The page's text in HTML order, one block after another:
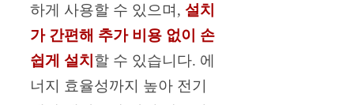
하게 사용할 수 있으며, 설치
가 간편해 추가 비용 없이 손
쉽게 설치 할 수 있습니다. 에
너지 효율성까지 높아 전기